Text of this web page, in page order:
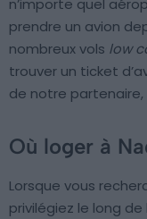
n’importe quel
prendre un avion
nombreux vols low
trouver un ticket
de notre partenaire,
Où loger à
Lorsque vous
privilégiez le long